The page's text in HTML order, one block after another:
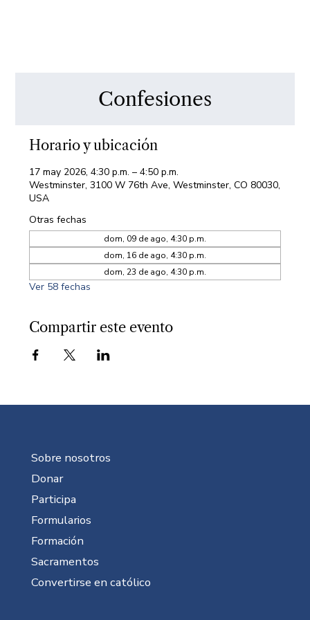
Confesiones
Horario y ubicación
17 may 2026, 4:30 p.m. – 4:50 p.m.
Westminster, 3100 W 76th Ave, Westminster, CO 80030,
USA
Otras fechas
dom, 09 de ago, 4:30 p.m.
dom, 16 de ago, 4:30 p.m.
dom, 23 de ago, 4:30 p.m.
Ver 58 fechas
Compartir este evento
Sobre nosotros
Donar
Participa
Formularios
Formación
Sacramentos
Convertirse en católico